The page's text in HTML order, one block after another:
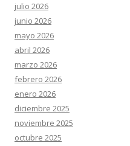
julio 2026
junio 2026
mayo 2026
abril 2026
marzo 2026
febrero 2026
enero 2026
diciembre 2025
noviembre 2025
octubre 2025